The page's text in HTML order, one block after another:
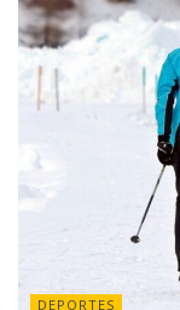
DEPORTES